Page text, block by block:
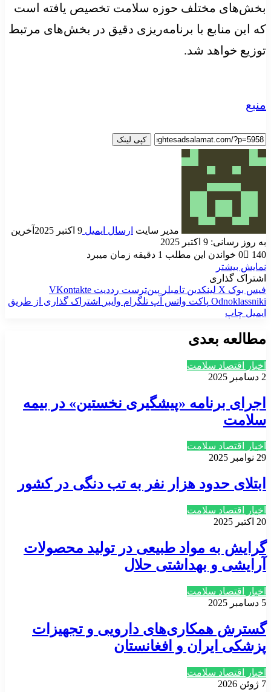
بخش‌های مختلف حوزه سلامت تخصیص یافته است
که این منابع با برنامه‌ریزی دقیق در بخش‌های مرتبط
توزیع خواهد شد.
منبع
کپی لینک
مدیر سایت ارسال ایمیل 9 اکتبر 2025
آخرین
به روز رسانی: 9 اکتبر 2025
0
140
خواندن این مطلب 1 دقیقه زمان میبرد
نمایش بیشتر
اشتراک گذاری
فیس بوک X لینکدین ‫تامبلر ‫پین‌ترست ‫رددیت ‫VKontakte
‫Odnoklassniki پاکت واتس آپ تلگرام وایبر
اشتراک گذاری از طریق
ایمیل چاپ
مطالعه بعدی
اخبار اقتصاد سلامت
2 دسامبر 2025
اجرای برنامه «پیشگیری نخستین» در بیمه
سلامت
اخبار اقتصاد سلامت
29 نوامبر 2025
ابتلای حدود هزار نفر به تب دنگی در کشور
اخبار اقتصاد سلامت
20 اکتبر 2025
گرایش به مواد طبیعی در تولید محصولات
آرایشی و بهداشتی حلال
اخبار اقتصاد سلامت
5 دسامبر 2025
گسترش همکاری‌های دارویی و تجهیزات
پزشکی ایران و افغانستان
اخبار اقتصاد سلامت
7 ژوئن 2026